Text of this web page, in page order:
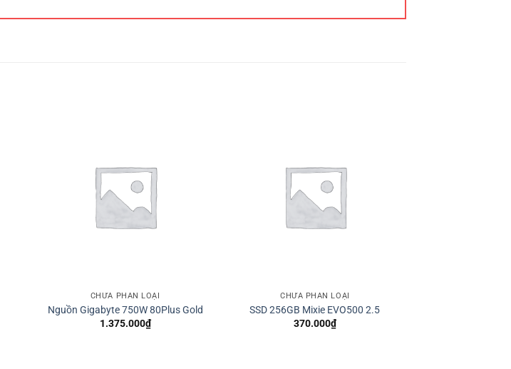
CHƯA PHÂN LOẠI
Nguồn Gigabyte 750W 80Plus Gold
1.375.000₫
CHƯA PHÂN LOẠI
SSD 256GB Mixie EVO500 2.5
370.000₫